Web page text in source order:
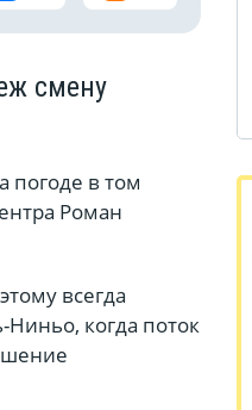
смену
погоде в том
Роман
всегда
когда поток